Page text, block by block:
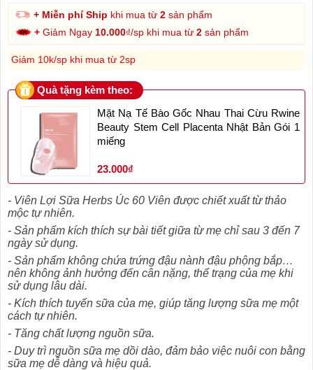
+ Miễn phí Ship khi mua từ 2 sản phẩm
+ Giảm Ngay 10.000₫/sp khi mua từ2 sản phẩm
Giảm 10k/sp khi mua từ 2sp
Quà tặng kèm theo:
Mặt Nạ Tế Bào Gốc Nhau Thai Cừu Rwine
Beauty Stem Cell Placenta Nhật Bản Gói 1
miếng
23.000₫
- Viên Lợi Sữa Herbs Úc 60 Viên được chiết xuất từ thảo
mộc tự nhiên.
- Sản phẩm kích thích sự bài tiết giữa từ mẹ chỉ sau 3 đến 7
ngày sử dụng.
- Sản phẩm không chứa trứng đậu nành đậu phộng bắp…
nên không ảnh hưởng đến cân nặng, thể trạng của mẹ khi
sử dụng lâu dài.
- Kích thích tuyến sữa của mẹ, giúp tăng lượng sữa mẹ một
cách tự nhiên.
- Tăng chất lượng nguồn sữa.
- Duy trì nguồn sữa mẹ dồi dào, đảm bảo việc nuôi con bằng
sữa mẹ dễ dàng và hiệu quả.